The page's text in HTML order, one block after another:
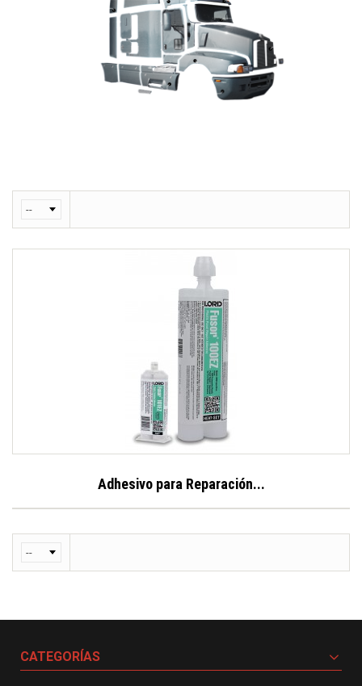
Adhesivo para Reparación...
CATEGORÍAS